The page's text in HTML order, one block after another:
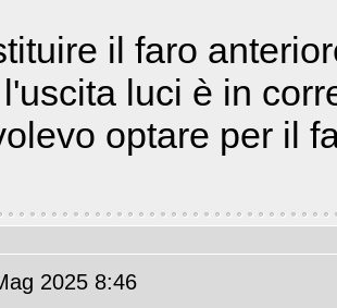
il faro
luci è in
optare per il
2025 8:46